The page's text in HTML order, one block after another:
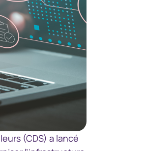
Deutschland
España
Italia
New Zealand
(CDS) a lancé